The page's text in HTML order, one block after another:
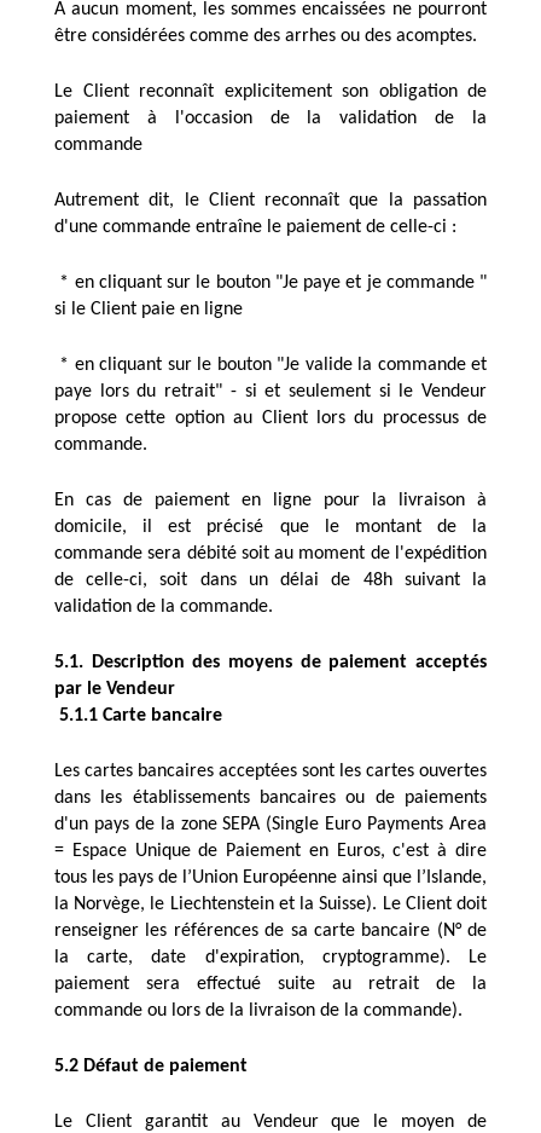
A aucun moment, les sommes encaissées ne pourront
être considérées comme des arrhes ou des acomptes.
Le Client reconnaît explicitement son obligation de
paiement à l'occasion de la validation de la
commande
Autrement dit, le Client reconnaît que la passation
d'une commande entraîne le paiement de celle-ci :
si le Client paie en ligne
paye lors du retrait" - si et seulement si le Vendeur
propose cette option au Client lors du processus de
commande.
En cas de paiement en ligne pour la livraison à
domicile, il est précisé que le montant de la
commande sera débité soit au moment de l'expédition
de celle-ci, soit dans un délai de 48h suivant la
validation de la commande.
5.1. Description des moyens de paiement acceptés
par le Vendeur
5.1.1 Carte bancaire
Les cartes bancaires acceptées sont les cartes ouvertes
dans les établissements bancaires ou de paiements
d'un pays de la zone SEPA (Single Euro Payments Area
= Espace Unique de Paiement en Euros, c'est à dire
tous les pays de l’Union Européenne ainsi que l’Islande,
la Norvège, le Liechtenstein et la Suisse). Le Client doit
renseigner les références de sa carte bancaire (N° de
la carte, date d'expiration, cryptogramme). Le
paiement sera effectué suite au retrait de la
commande ou lors de la livraison de la commande).
5.2 Défaut de paiement
Le Client garantit au Vendeur que le moyen de